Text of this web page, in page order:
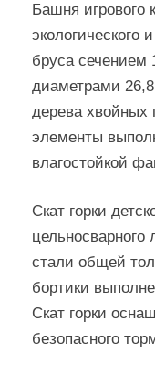
Башня игрового
экологического
бруса сечением
диаметрами
дерева хвойных
элементы
влагостойкой
Скат горки
стали общей
бортики
Скат горки
безопасного